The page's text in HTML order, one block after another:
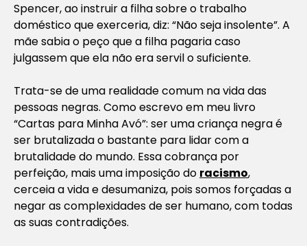
Spencer, ao instruir a filha sobre o trabalho
doméstico que exerceria, diz: “Não seja insolente”. A
mãe sabia o peço que a filha pagaria caso
julgassem que ela não era servil o suficiente.
Trata-se de uma realidade comum na vida das
pessoas negras. Como escrevo em meu livro
“Cartas para Minha Avó”: ser uma criança negra é
ser brutalizada o bastante para lidar com a
brutalidade do mundo. Essa cobrança por
perfeição, mais uma imposição do racismo,
cerceia a vida e desumaniza, pois somos forçadas a
negar as complexidades de ser humano, com todas
as suas contradições.